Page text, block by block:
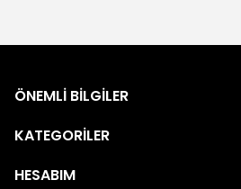
ÖNEMLİ BİLGİLER
KATEGORİLER
HESABIM